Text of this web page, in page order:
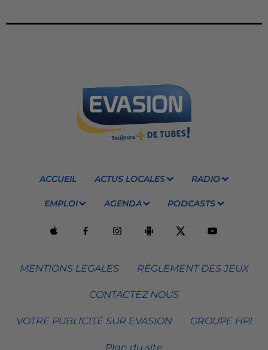
ACCUEIL ACTUS LOCALES RADIO
EMPLOI AGENDA PODCASTS
MENTIONS LEGALES RÈGLEMENT DES JEUX
CONTACTEZ NOUS
VOTRE PUBLICITÉ SUR EVASION GROUPE HPI
Plan du site